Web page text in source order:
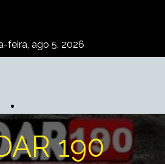
feira, ago 5, 2026
190